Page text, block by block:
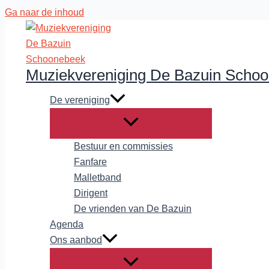
Ga naar de inhoud
Muziekvereniging De Bazuin
De vereniging
Bestuur en commissies
Fanfare
Malletband
Dirigent
De vrienden van De Bazuin
Agenda
Ons aanbod